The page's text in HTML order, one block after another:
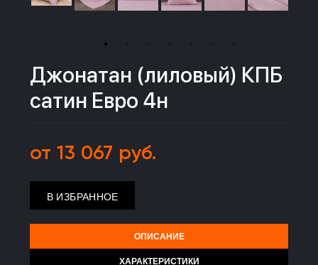
Джонатан (лиловый) КПБ
сатин Евро 4н
от 13 067 руб.
В ИЗБРАННОЕ
ОПИСАНИЕ
ХАРАКТЕРИСТИКИ